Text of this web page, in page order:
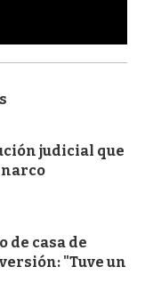
judicial que
de casa de
"Tuve un